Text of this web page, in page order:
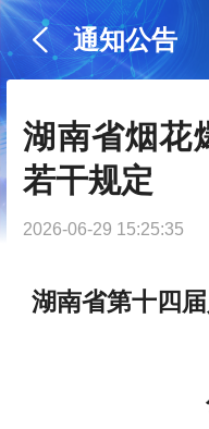
通知公告
湖南省烟花
若干规定
2026-06-29 15:25:35
湖南省第十四